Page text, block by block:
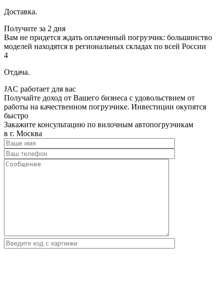
Доставка.
Получите за 2 дня
Вам не придется ждать оплаченный погрузчик: большинство
моделей находятся в региональных складах по всей России
4
Отдача.
JAC работает для вас
Получайте доход от Вашего бизнеса с удовольствием от
работы на качественном погрузчике. Инвестиции окупятся
быстро
Закажите консультацию по вилочным автопогрузчикам
в г. Москва